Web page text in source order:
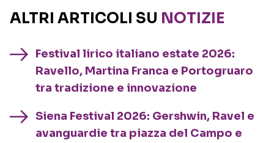
ALTRI ARTICOLI SU NOTIZIE
Festival lirico italiano estate 2026:
Ravello, Martina Franca e Portogruaro
tra tradizione e innovazione
Siena Festival 2026: Gershwin, Ravel e
avanguardie tra piazza del Campo e